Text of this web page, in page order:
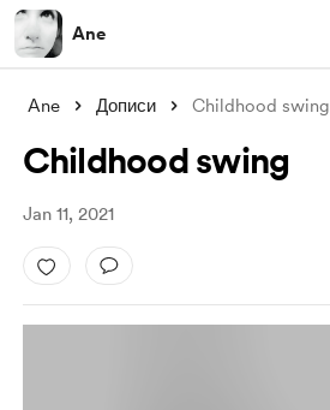
Ane
Ane Дописи Childhood swing
Childhood swing
Jan 11, 2021